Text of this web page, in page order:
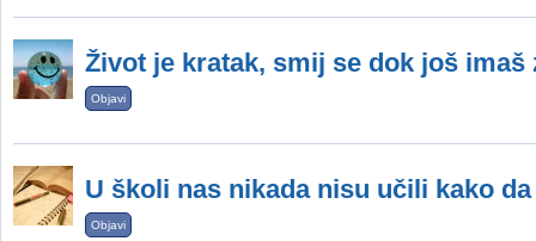
Život je kratak, smij se dok još imaš
Objavi
U školi nas nikada nisu učili kako
Objavi